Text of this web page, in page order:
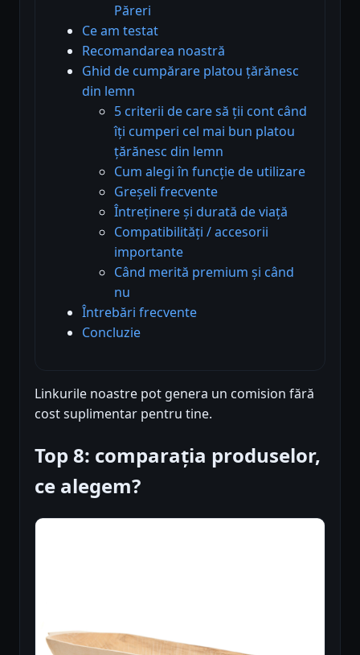
Păreri
Ce am testat
Recomandarea noastră
Ghid de cumpărare platou țărănesc
din lemn
5 criterii de care să ții cont când
îți cumperi cel mai bun platou
țărănesc din lemn
Cum alegi în funcție de utilizare
Greșeli frecvente
Întreținere și durată de viață
Compatibilități / accesorii
importante
Când merită premium și când
nu
Întrebări frecvente
Concluzie
Linkurile noastre pot genera un comision fără
cost suplimentar pentru tine.
Top 8: comparația produselor,
ce alegem?